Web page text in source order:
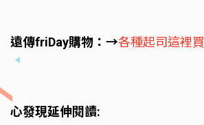
遠傳friDay購物：→各種起司這裡買
心發現延伸閱讀: